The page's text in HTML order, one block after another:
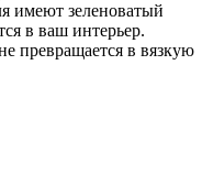
имеют зеленоватый
в ваш интерьер.
превращается в вязкую